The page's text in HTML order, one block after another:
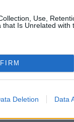
Use,
that Is Unrelated with
Deletion Data